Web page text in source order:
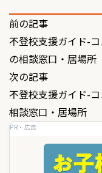
投
稿
ナ
ビ
ゲ
前の記事
不登校支援ガイド-
の相談窓口・居場所
次の記事
不登校支援ガイド-
相談窓口・居場所
PR・広告